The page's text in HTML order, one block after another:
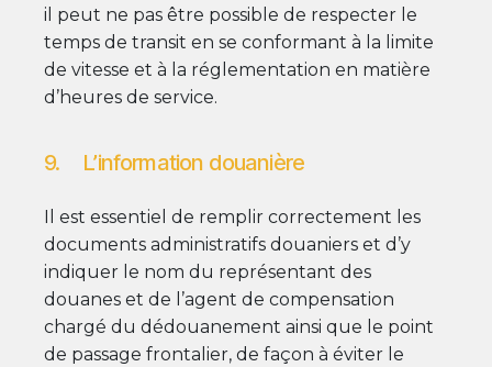
il peut ne pas être possible de respecter le
temps de transit en se conformant à la limite
de vitesse et à la réglementation en matière
d’heures de service.
9. L’information douanière
Il est essentiel de remplir correctement les
documents administratifs douaniers et d’y
indiquer le nom du représentant des
douanes et de l’agent de compensation
chargé du dédouanement ainsi que le point
de passage frontalier, de façon à éviter le